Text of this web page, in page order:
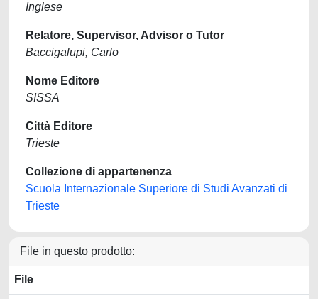
Inglese
Relatore, Supervisor, Advisor o Tutor
Baccigalupi, Carlo
Nome Editore
SISSA
Città Editore
Trieste
Collezione di appartenenza
Scuola Internazionale Superiore di Studi Avanzati di
Trieste
File in questo prodotto:
File